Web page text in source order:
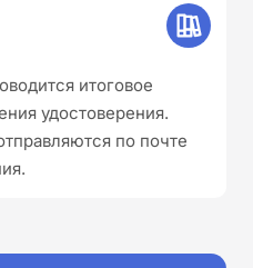
итоговое
удостоверения.
по почте